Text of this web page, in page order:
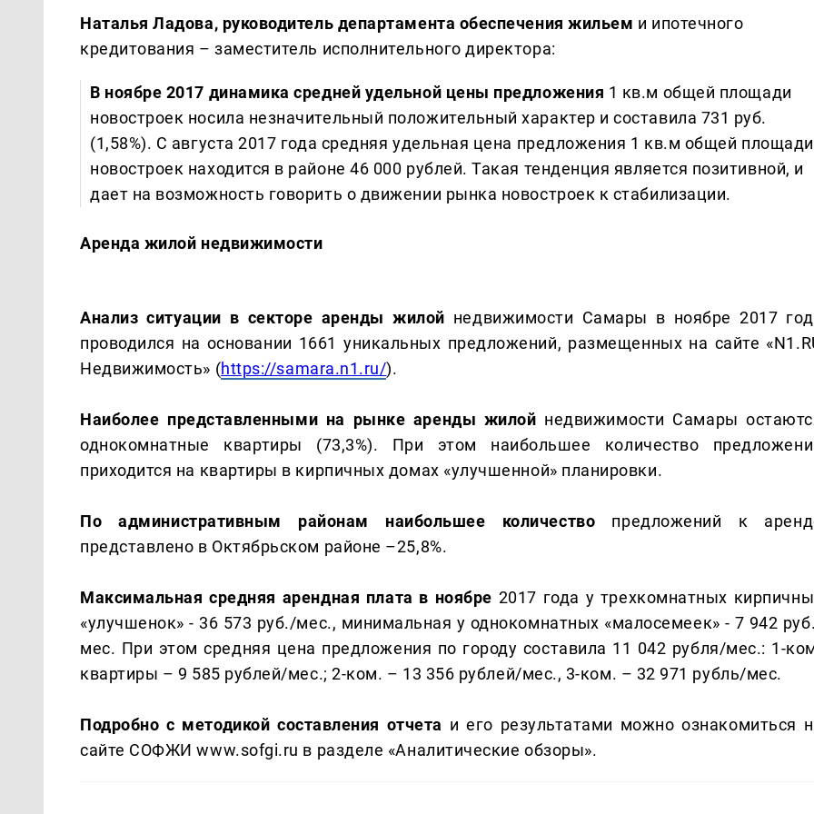
Наталья Ладова, руководитель департамента обеспечения жильем и ипотечного
кредитования – заместитель исполнительного директора:
В ноябре 2017 динамика средней удельной цены предложения 1 кв.м общей площади
новостроек носила незначительный положительный характер и составила 731 руб.
(1,58%). С августа 2017 года средняя удельная цена предложения 1 кв.м общей площади
новостроек находится в районе 46 000 рублей. Такая тенденция является позитивной, и
дает на возможность говорить о движении рынка новостроек к стабилизации.
Аренда жилой недвижимости
Анализ ситуации в секторе аренды жилой недвижимости Самары в ноябре 2017
проводился на основании 1661 уникальных предложений, размещенных на сайте
Недвижимость» (https://samara.n1.ru/).
Наиболее представленными на рынке аренды жилой недвижимости Самары
однокомнатные квартиры (73,3%). При этом наибольшее количество
приходится на квартиры в кирпичных домах «улучшенной» планировки.
По административным районам наибольшее количество предложений к
представлено в Октябрьском районе –25,8%.
Максимальная средняя арендная плата в ноябре 2017 года у трехкомнатных
«улучшенок» - 36 573 руб./мес., минимальная у однокомнатных «малосемеек» - 7 942
мес. При этом средняя цена предложения по городу составила 11 042 рубля/мес.: 1-
квартиры – 9 585 рублей/мес.; 2-ком. – 13 356 рублей/мес., 3-ком. – 32 971 рубль/мес.
Подробно с методикой составления отчета и его результатами можно ознакомиться
сайте СОФЖИ www.sofgi.ru в разделе «Аналитические обзоры».